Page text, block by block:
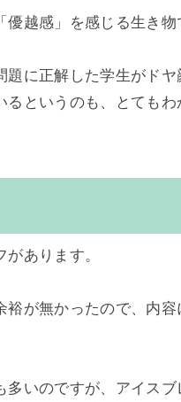
越感」を感じる生き物
に正解した学生がドヤ
というのも、とてもわ
あります。
が無かったので、内
いのですが、アイス